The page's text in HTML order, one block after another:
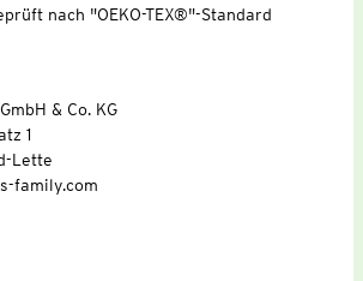
nach "OEKO-TEX®"-Standard
& Co. KG
1
Lette
family.com